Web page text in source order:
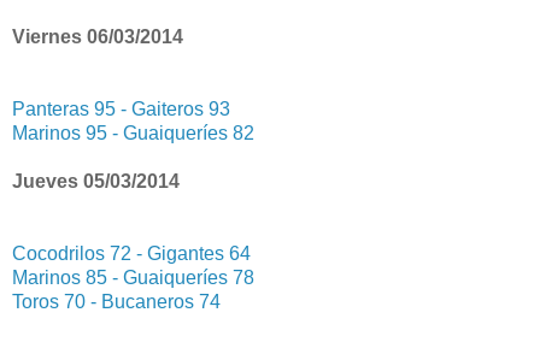
Viernes 06/03/2014
Panteras 95 - Gaiteros 93
Marinos 95 - Guaiqueríes 82
Jueves 05/03/2014
Cocodrilos 72 - Gigantes 64
Marinos 85 - Guaiqueríes 78
Toros 70 - Bucaneros 74